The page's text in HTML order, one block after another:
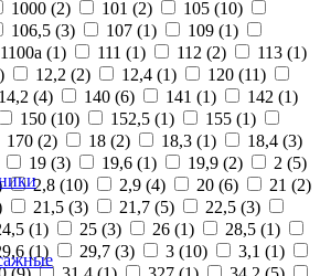
1000 (2) 101 (2) 105 (10)
106,5 (3) 107 (1) 109 (1)
1100а (1) 111 (1) 112 (2) 113 (1)
) 12,2 (2) 12,4 (1) 120 (11)
14,2 (4) 140 (6) 141 (1) 142 (1)
150 (10) 152,5 (1) 155 (1)
170 (2) 18 (2) 18,3 (1) 18,4 (3)
19 (3) 19,6 (1) 19,9 (2) 2 (5)
2,8 (10) 2,9 (4) 20 (6) 21 (2)
21,5 (3) 21,7 (5) 22,5 (3)
(1) 25 (3) 26 (1) 28,5 (1)
(1) 29,7 (3) 3 (10) 3,1 (1)